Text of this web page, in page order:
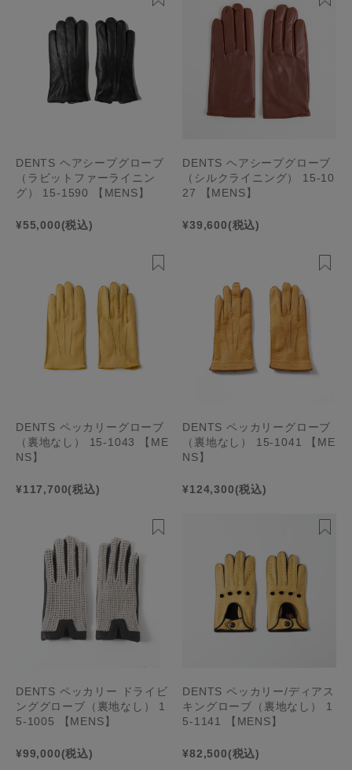
DENTS ヘアシープグローブ
（ラビットファーライニン
グ） 15-1590 【MENS】
¥55,000(税込)
DENTS ヘアシープグローブ
（シルクライニング） 15-10
27 【MENS】
¥39,600(税込)
DENTS ペッカリーグローブ
（裏地なし） 15-1043 【ME
NS】
¥117,700(税込)
DENTS ペッカリーグローブ
（裏地なし） 15-1041 【ME
NS】
¥124,300(税込)
DENTS ペッカリー ドライビ
ンググローブ（裏地なし） 1
5-1005 【MENS】
¥99,000(税込)
DENTS ペッカリー/ディアス
キングローブ（裏地なし） 1
5-1141 【MENS】
¥82,500(税込)